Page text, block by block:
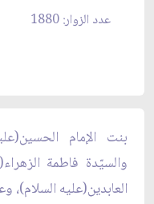
عدد الزوار: 1880
بنت الإمام
والسيّدة فاطمة
العابدين(عليه السلام)،